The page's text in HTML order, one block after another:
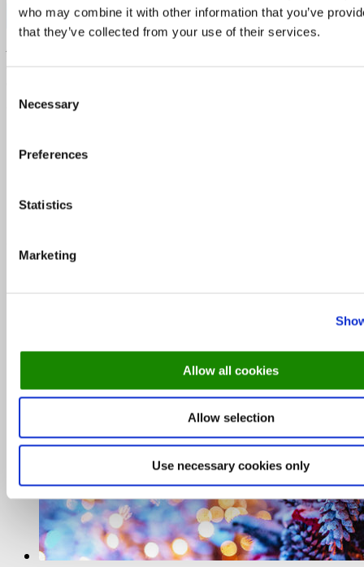
who may combine it with other information that you’ve
that they’ve collected from your use of their services.
Selection
Necessary
Preferences
Statistics
Marketing
Allow all cookies
Allow selection
Use necessary cookies only
Varaa pöytä Jordista ➤
Tags:Helsinki
finaalia: “Kilpailu oli tänä vuonna poikkeuksellinen”
kuin illallisella
You may also like...